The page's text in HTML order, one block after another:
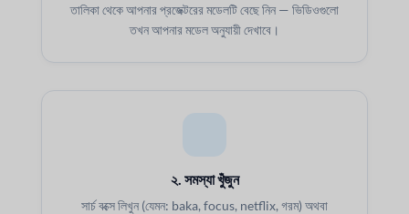
তালিকা থেকে আপনার প্রজেক্টরের মডেলটি বেছে নিন — ভিডিওগুলো
তখন আপনার মডেল অনুযায়ী দেখাবে।
২. সমস্যা খুঁজুন
সার্চ বক্সে লিখুন (যেমন: baka, focus, netflix, গরম) অথবা